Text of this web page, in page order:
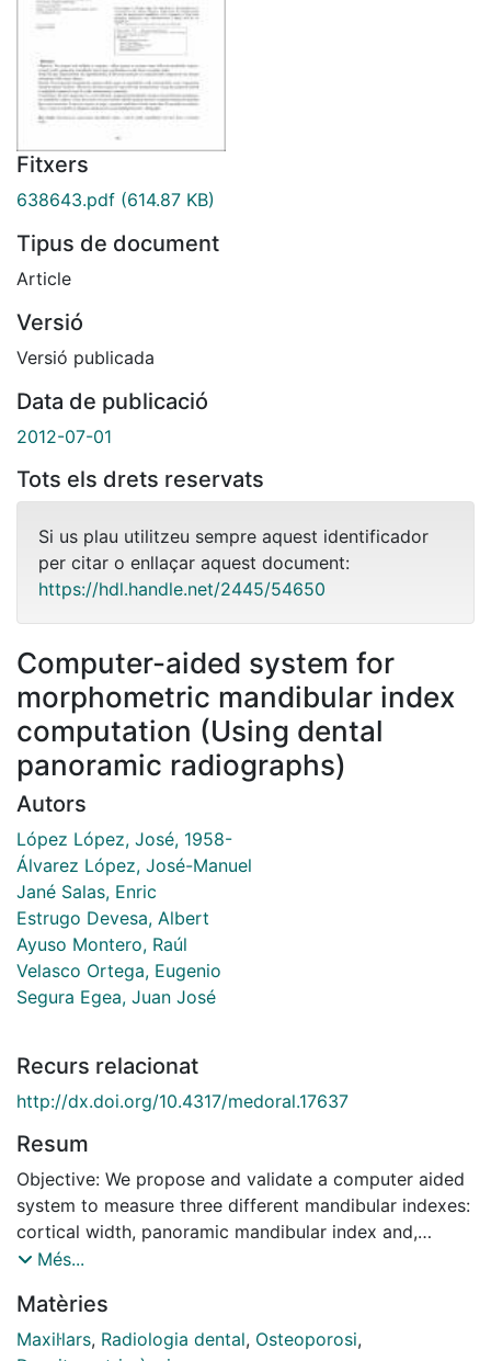
Fitxers
638643.pdf (614.87 KB)
Tipus de document
Article
Versió
Versió publicada
Data de publicació
2012-07-01
Tots els drets reservats
Si us plau utilitzeu sempre aquest identificador
per citar o enllaçar aquest document:
https://hdl.handle.net/2445/54650
Computer-aided system for
morphometric mandibular index
computation (Using dental
panoramic radiographs)
Autors
López López, José, 1958-
Álvarez López, José-Manuel
Jané Salas, Enric
Estrugo Devesa, Albert
Ayuso Montero, Raúl
Velasco Ortega, Eugenio
Segura Egea, Juan José
Recurs relacionat
http://dx.doi.org/10.4317/medoral.17637
Resum
Objective: We propose and validate a computer aided
system to measure three different mandibular indexes:
cortical width, panoramic mandibular index and,
mandibular alveolar bone resorption index. Study
measurements are analyzed and compared to the
manual estimation of the same indexes. Results: The
Més...
Matèries
Maxil·lars, Radiologia dental, Osteoporosi,